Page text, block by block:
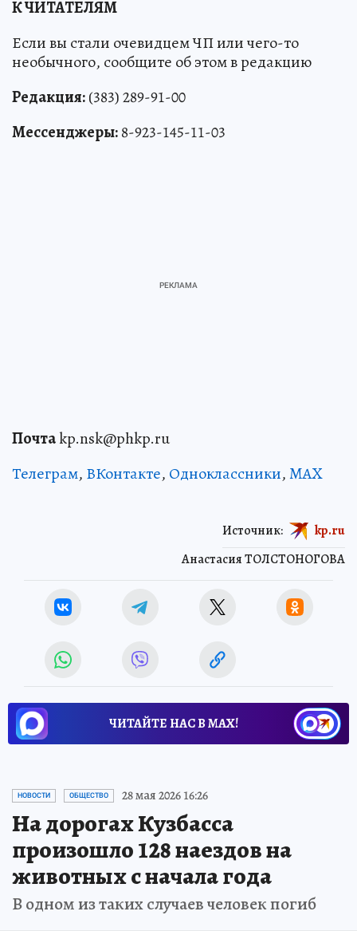
К ЧИТАТЕЛЯМ
Если вы стали очевидцем ЧП или чего-то
необычного, сообщите об этом в редакцию
Редакция:(383) 289-91-00
Мессенджеры:8-923-145-11-03
Почтаkp.nsk@phkp.ru
Телеграм, ВКонтакте, Одноклассники,MAX
Анастасия ТОЛСТОНОГОВА
Источник: kp.ru
ЧИТАЙТЕ НАС В МАХ!
НОВОСТИ ОБЩЕСТВО 28 мая 2026 16:26
На дорогах Кузбасса
произошло 128 наездов на
животных с начала года
В одном из таких случаев человек погиб